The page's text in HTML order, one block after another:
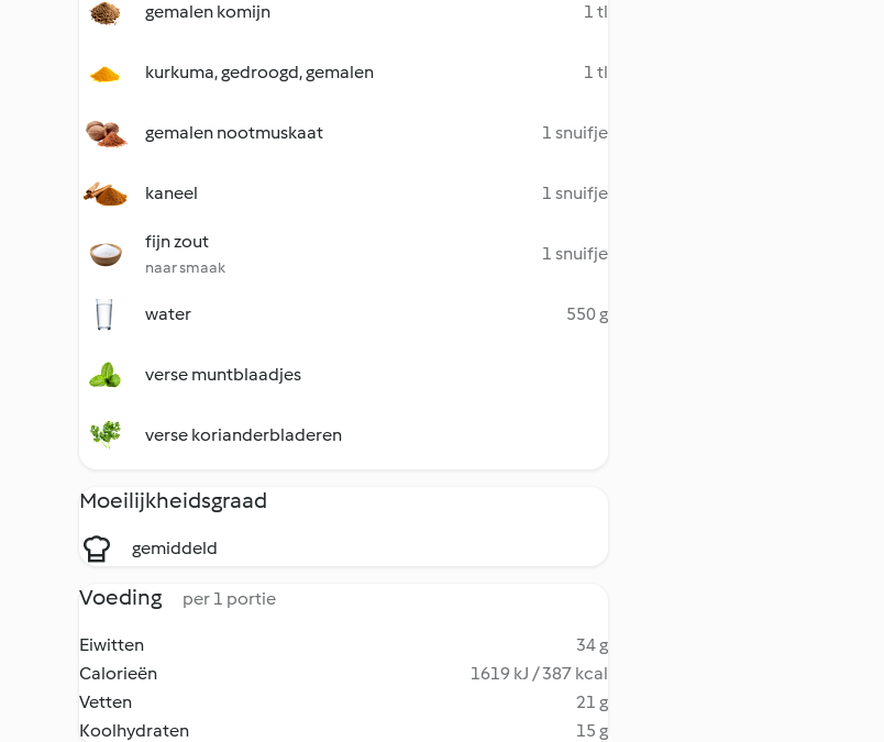
gemalen komijn 1 tl
kurkuma, gedroogd, gemalen 1 tl
gemalen nootmuskaat 1 snuifje
kaneel 1 snuifje
fijn zout
naar smaak
1 snuifje
water 550 g
verse muntblaadjes
verse korianderbladeren
Moeilijkheidsgraad
gemiddeld
Voeding per 1 portie
Eiwitten
34 g
Calorieën
1619 kJ / 387 kcal
Vetten
21 g
Koolhydraten
15 g